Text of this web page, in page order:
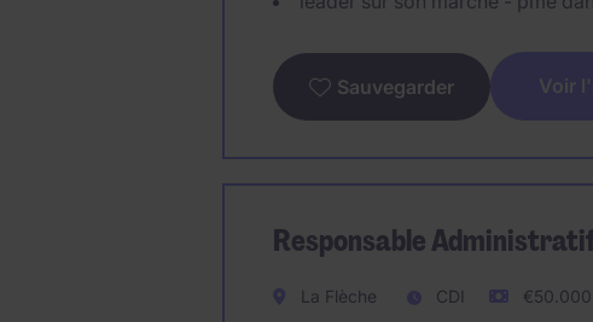
Sauvegarder Voir
Responsable
La Flèche CDI